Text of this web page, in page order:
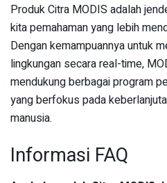
Produk Citra MODIS adalah
kita pemahaman yang lebih
Dengan kemampuannya untuk
lingkungan secara real-time,
mendukung berbagai program
yang berfokus pada
manusia.
Informasi FAQ